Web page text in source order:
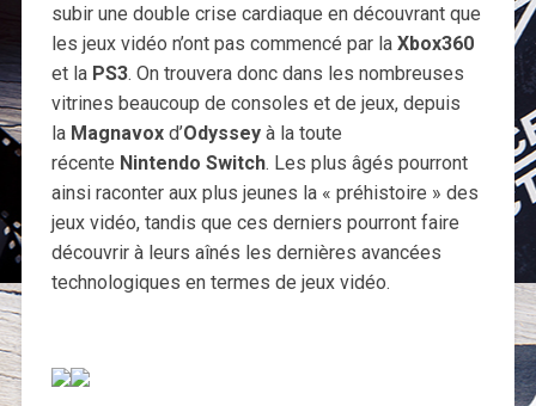
subir une double crise cardiaque en découvrant que
les jeux vidéo n’ont pas commencé par la Xbox360
et laPS3. On trouvera donc dans les nombreuses
vitrines beaucoup de consoles et de jeux, depuis
la Magnavoxd’Odysseyà la toute
récente Nintendo Switch. Les plus âgés pourront
ainsi raconter aux plus jeunes la « préhistoire » des
jeux vidéo, tandis que ces derniers pourront faire
découvrir à leurs aînés les dernières avancées
technologiques en termes de jeux vidéo.